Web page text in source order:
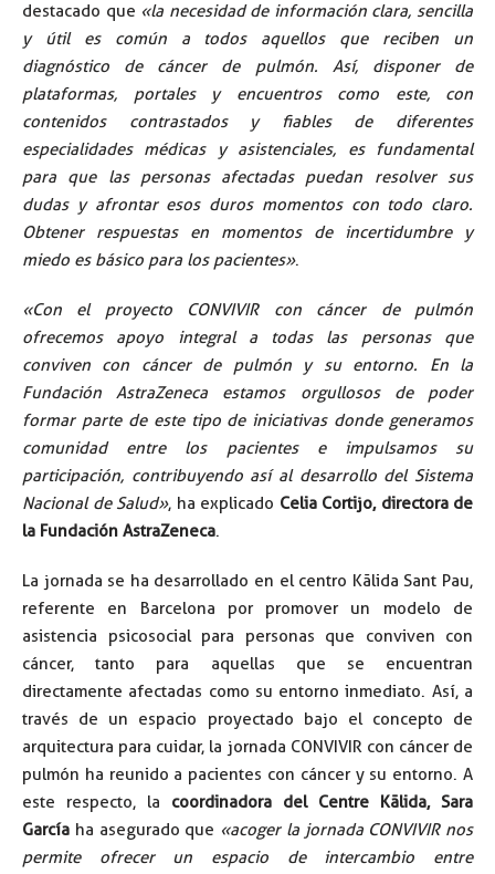
destacado que «la necesidad de información clara, sencilla
y útil es común a todos aquellos que reciben un
diagnóstico de cáncer de pulmón. Así, disponer de
plataformas, portales y encuentros como este, con
contenidos contrastados y fiables de diferentes
especialidades médicas y asistenciales, es fundamental
para que las personas afectadas puedan resolver sus
dudas y afrontar esos duros momentos con todo claro.
Obtener respuestas en momentos de incertidumbre y
miedo es básico para los pacientes».
«Con el proyecto CONVIVIR con cáncer de pulmón
ofrecemos apoyo integral a todas las personas que
conviven con cáncer de pulmón y su entorno. En la
Fundación AstraZeneca estamos orgullosos de poder
formar parte de este tipo de iniciativas donde generamos
comunidad entre los pacientes e impulsamos su
participación, contribuyendo así al desarrollo del Sistema
Nacional de Salud», ha explicado Celia Cortijo, directora de
la Fundación AstraZeneca.
La jornada se ha desarrollado en el centro Kālida Sant Pau,
referente en Barcelona por promover un modelo de
asistencia psicosocial para personas que conviven con
cáncer, tanto para aquellas que se encuentran
directamente afectadas como su entorno inmediato. Así, a
través de un espacio proyectado bajo el concepto de
arquitectura para cuidar, la jornada CONVIVIR con cáncer de
pulmón ha reunido a pacientes con cáncer y su entorno. A
este respecto, la coordinadora del Centre Kālida, Sara
García ha asegurado que «acoger la jornada CONVIVIR nos
permite ofrecer un espacio de intercambio entre